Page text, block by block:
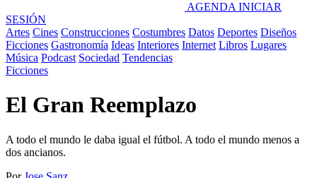
AGENDA INICIAR
SESIÓN
Artes Cines Construcciones Costumbres Datos Deportes Diseños
Ficciones Gastronomía Ideas Interiores Internet Libros Lugares
Música Podcast Sociedad Tendencias
Ficciones
El Gran Reemplazo
A todo el mundo le daba igual el fútbol. A todo el mundo menos a
dos ancianos.